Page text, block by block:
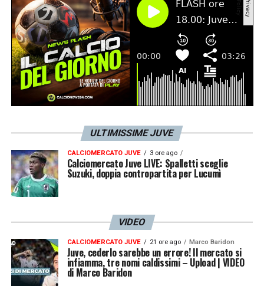
rappresentare i propri interessi presso le
principali istituzioni, gli stakeholder
strategici e le organizzazioni sportive, in
Italia e nel mondo ».
LA PLAYLIST DELLE NOSTRE TOP NEWS
ULTIMISSIME JUVE
CALCIOMERCATO JUVE 3 ore ago
Calciomercato Juve LIVE: Spalletti sceglie
Suzuki, doppia contropartita per Lucumì
VIDEO
CALCIOMERCATO JUVE 21 ore ago Marco Baridon
Juve, cederlo sarebbe un errore! Il mercato si
infiamma, tre nomi caldissimi – Upload | VIDEO
di Marco Baridon